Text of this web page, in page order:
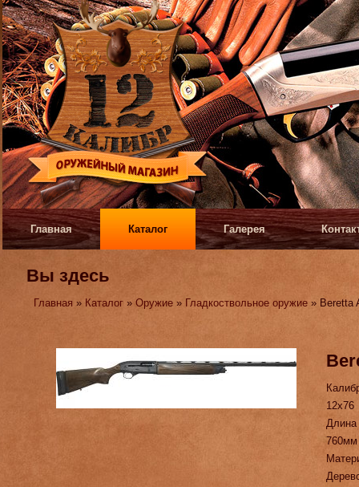
Главная Каталог Галерея
Вы здесь
Главная » Каталог »Оружие » Гладкоствольное оружие » Beretta
12х76
760мм